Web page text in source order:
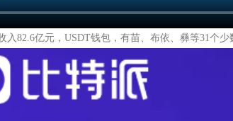
入82.6亿元，USDT钱包，有苗、布依、彝等31个少